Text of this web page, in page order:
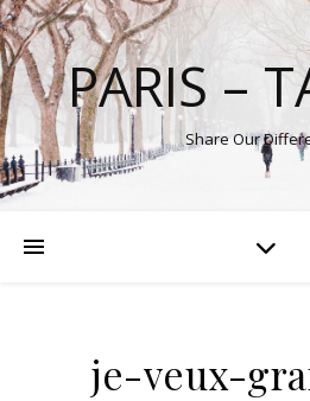
PARIS –
Share Our
je-veux-